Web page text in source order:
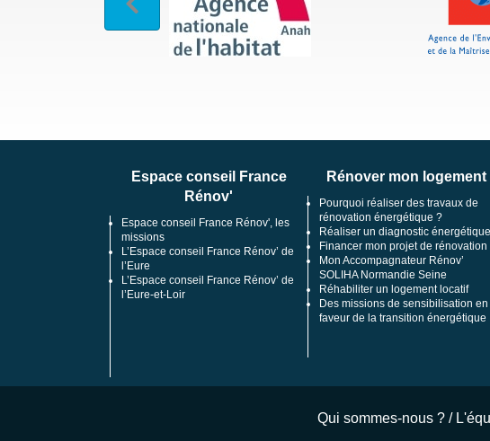
Espace conseil France
Rénov'
Espace conseil France Rénov', les
missions
L’Espace conseil France Rénov’ de
l’Eure
L’Espace conseil France Rénov’ de
l’Eure-et-Loir
Rénover mon logement
Pourquoi réaliser des travaux de
rénovation énergétique ?
Réaliser un diagnostic énergétique
Financer mon projet de rénovation
Mon Accompagnateur Rénov’
SOLIHA Normandie Seine
Réhabiliter un logement locatif
Des missions de sensibilisation en
faveur de la transition énergétique
Qui sommes-nous ? /